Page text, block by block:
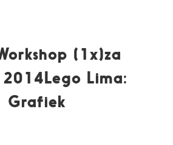
(1x)za
Lima:
Grafiek